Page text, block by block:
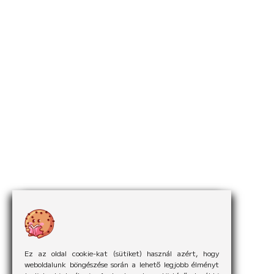
Ez az oldal cookie-kat (sütiket) használ azért, hogy
weboldalunk böngészése során a lehető legjobb élményt